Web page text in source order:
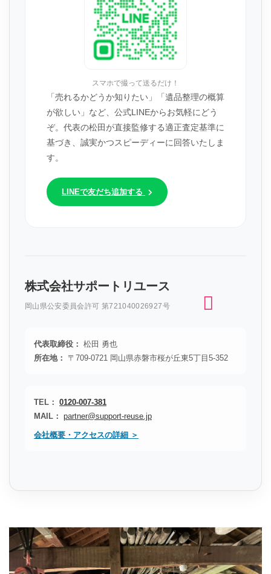
スマホで撮って送るだけ！
「売れるかどうか知りたい」「遺品整理の概算
が欲しい」など、公式LINEからお気軽にどう
ぞ。代表の松田が直接監修する適正査定基準に
基づき、誠実かつスピーディーに回答いたしま
す。
LINEで友だち追加する
株式会社サポートリユース
岡山県公安委員会許可 第721040026927号
代表取締役： 松田 勇也
所在地：
〒709-0721 岡山県赤磐市桜が丘東5丁目5-352
TEL： 0120-007-381
MAIL： partner@support-reuse.jp
会社概要・アクセスの詳細 ＞